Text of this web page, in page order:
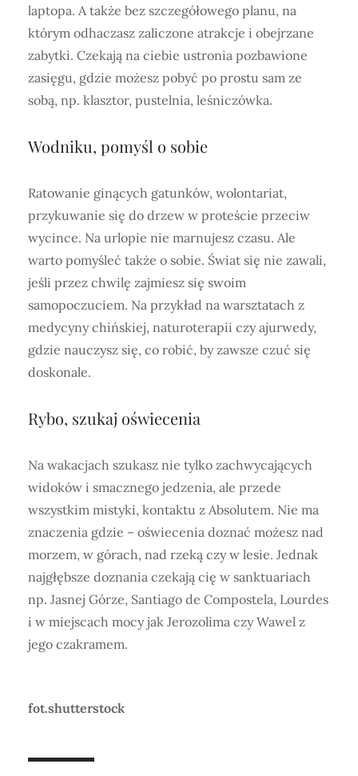
laptopa. A także bez szczegółowego planu, na
którym odhaczasz zaliczone atrakcje i obejrzane
zabytki. Czekają na ciebie ustronia pozbawione
zasięgu, gdzie możesz pobyć po prostu sam ze
sobą, np. klasztor, pustelnia, leśniczówka.
Wodniku, pomyśl o sobie
Ratowanie ginących gatunków, wolontariat,
przykuwanie się do drzew w proteście przeciw
wycince. Na urlopie nie marnujesz czasu. Ale
warto pomyśleć także o sobie. Świat się nie zawali,
jeśli przez chwilę zajmiesz się swoim
samopoczuciem. Na przykład na warsztatach z
medycyny chińskiej, naturoterapii czy ajurwedy,
gdzie nauczysz się, co robić, by zawsze czuć się
doskonale.
Rybo, szukaj oświecenia
Na wakacjach szukasz nie tylko zachwycających
widoków i smacznego jedzenia, ale przede
wszystkim mistyki, kontaktu z Absolutem. Nie ma
znaczenia gdzie – oświecenia doznać możesz nad
morzem, w górach, nad rzeką czy w lesie. Jednak
najgłębsze doznania czekają cię w sanktuariach
np. Jasnej Górze, Santiago de Compostela, Lourdes
i w miejscach mocy jak Jerozolima czy Wawel z
jego czakramem.
fot.shutterstock